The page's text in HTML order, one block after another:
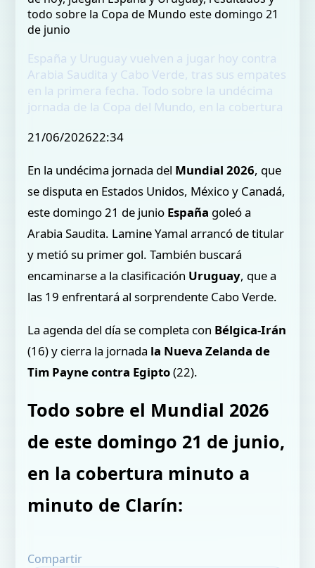
España y Uruguay vuelven a jugar hoy contra
Arabia Saudita y Cabo Verde, tras sus empates
en la primera fecha. Todo sobre la undécima
jornada de la Copa del Mundo, en la cobertura
21/06/202622:34
En la undécima jornada del Mundial 2026, que
se disputa en Estados Unidos, México y Canadá,
este domingo 21 de junio España goleó a
Arabia Saudita. Lamine Yamal arrancó de titular
y metió su primer gol. También buscará
encaminarse a la clasificación Uruguay, que a
las 19 enfrentará al sorprendente Cabo Verde.
La agenda del día se completa con Bélgica-Irán
(16) y cierra la jornada la Nueva Zelanda de
Tim Payne contra Egipto(22).
Todo sobre el Mundial 2026
de este domingo 21 de junio,
en la cobertura minuto a
minuto de Clarín:
Compartir